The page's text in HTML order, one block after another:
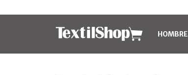
HOMBRE